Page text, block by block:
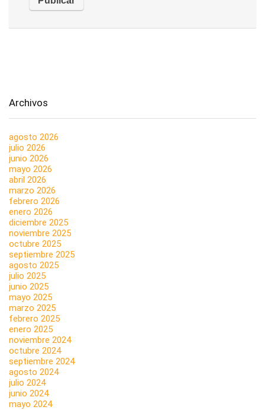
Archivos
agosto 2026
julio 2026
junio 2026
mayo 2026
abril 2026
marzo 2026
febrero 2026
enero 2026
diciembre 2025
noviembre 2025
octubre 2025
septiembre 2025
agosto 2025
julio 2025
junio 2025
mayo 2025
marzo 2025
febrero 2025
enero 2025
noviembre 2024
octubre 2024
septiembre 2024
agosto 2024
julio 2024
junio 2024
mayo 2024